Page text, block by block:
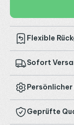
Flexible
Sofort
Geprüfte